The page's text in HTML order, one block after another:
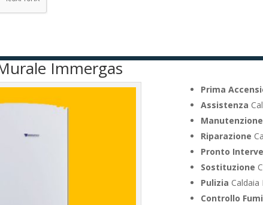
Immergas
Prima
Assistenza
Manutenzione
Riparazione
Pronto
Sostituzione
Pulizia
Controllo Fumi